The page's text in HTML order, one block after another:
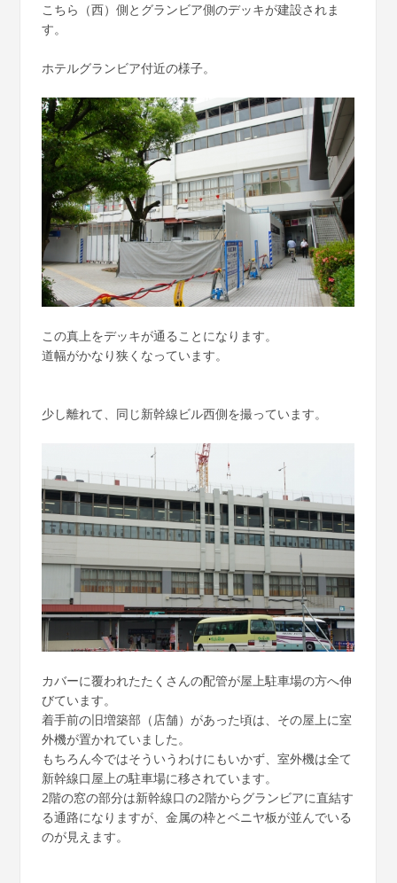
こちら（西）側とグランビア側のデッキが建設されま
す。
ホテルグランビア付近の様子。
この真上をデッキが通ることになります。
道幅がかなり狭くなっています。
少し離れて、同じ新幹線ビル西側を撮っています。
カバーに覆われたたくさんの配管が屋上駐車場の方へ伸
びています。
着手前の旧増築部（店舗）があった頃は、その屋上に室
外機が置かれていました。
もちろん今ではそういうわけにもいかず、室外機は全て
新幹線口屋上の駐車場に移されています。
2階の窓の部分は新幹線口の2階からグランビアに直結す
る通路になりますが、金属の枠とベニヤ板が並んでいる
のが見えます。